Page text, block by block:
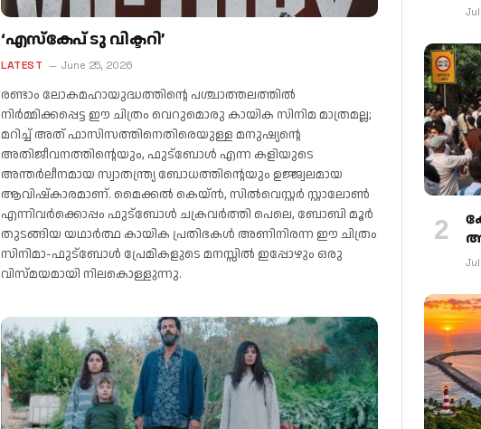
‘എസ്കേപ് ടു വിക്ടറി’
LATEST June 25, 2026
രണ്ടാം ലോകമഹായുദ്ധത്തിന്റെ പശ്ചാത്തലത്തിൽ
നിർമ്മിക്കപ്പെട്ട ഈ ചിത്രം വെറുമൊരു കായിക സിനിമ മാത്രമല്ല;
മറിച്ച് അത് ഫാസിസത്തിനെതിരെയുള്ള മനുഷ്യന്റെ
അതിജീവനത്തിന്റെയും, ഫുട്ബോൾ എന്ന കളിയുടെ
അന്തർലീനമായ സ്വാതന്ത്ര്യ ബോധത്തിന്റെയും ഉജ്ജ്വലമായ
ആവിഷ്കാരമാണ്. മൈക്കൽ കെയ്ൻ, സിൽവെസ്റ്റർ സ്റ്റാലോൺ
എന്നിവർക്കൊപ്പം ഫുട്ബോൾ ചക്രവർത്തി പെലെ, ബോബി മൂർ
തുടങ്ങിയ യഥാർത്ഥ കായിക പ്രതിഭകൾ അണിനിരന്ന ഈ ചിത്രം
സിനിമാ-ഫുട്ബോൾ പ്രേമികളുടെ മനസ്സിൽ ഇപ്പോഴും ഒരു
വിസ്മയമായി നിലകൊള്ളുന്നു.